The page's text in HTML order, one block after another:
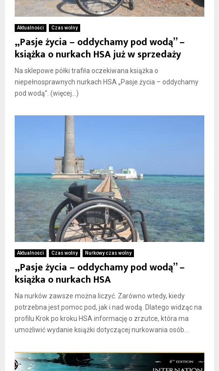
Aktualności Czas wolny
„Pasje życia – oddychamy pod wodą” –
książka o nurkach HSA już w sprzedaży
Na sklepowe półki trafiła oczekiwana książka o
niepełnosprawnych nurkach HSA „Pasje życia – oddychamy
pod wodą”. (więcej…)
Aktualności Czas wolny Nurkowy czas wolny
„Pasje życia – oddychamy pod wodą” –
książka o nurkach HSA
Na nurków zawsze można liczyć. Zarówno wtedy, kiedy
potrzebna jest pomoc pod, jak i nad wodą. Dlatego widząc na
profilu Krok po kroku HSA informację o zrzutce, która ma
umożliwić wydanie książki dotyczącej nurkowania osób...